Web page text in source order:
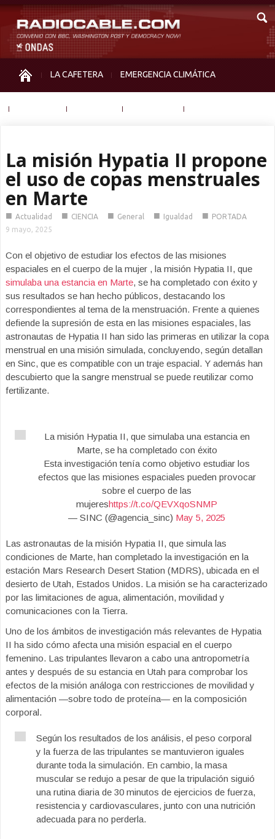
LA CAFETERA EMERGENCIA CLIMÁTICA
La misión Hypatia II propone
el uso de copas menstruales
en Marte
■ Actualidad ■ CIENCIA ■ General ■ Igualdad ■ PORTADA
9 mayo, 2025
Con el objetivo de estudiar los efectos de las misiones
espaciales en el cuerpo de la mujer , la misión Hypatia II, que
simulaba una estancia en Marte, se ha completado con éxito y
sus resultados se han hecho públicos, destacando los
correspondientes al tema de la menstruación. Frente a quienes
defiende la supresión de esta en las misiones espaciales, las
astronautas de Hypatia II han sido las primeras en utilizar la copa
menstrual en una misión simulada, concluyendo, según detallan
en Sinc, que es compatible con un traje espacial. Y además han
descubierto que la sangre menstrual se puede reutilizar como
fertilizante.
La misión Hypatia II, que simulaba una estancia en
Marte, se ha completado con éxito
Esta investigación tenía como objetivo estudiar los
efectos que las misiones espaciales pueden provocar
sobre el cuerpo de las
mujereshttps://t.co/QEVXqoSNMP
— SINC (@agencia_sinc) May 5, 2025
Las astronautas de la misión Hypatia II, que simula las
condiciones de Marte, han completado la investigación en la
estación Mars Research Desert Station (MDRS), ubicada en el
desierto de Utah, Estados Unidos. La misión se ha caracterizado
por las limitaciones de agua, alimentación, movilidad y
comunicaciones con la Tierra.
Uno de los ámbitos de investigación más relevantes de Hypatia
II ha sido cómo afecta una misión espacial en el cuerpo
femenino. Las tripulantes llevaron a cabo una antropometría
antes y después de su estancia en Utah para comprobar los
efectos de la misión análoga con restricciones de movilidad y
alimentación —sobre todo de proteína— en la composición
corporal.
Según los resultados de los análisis, el peso corporal
y la fuerza de las tripulantes se mantuvieron iguales
durante toda la simulación. En cambio, la masa
muscular se redujo a pesar de que la tripulación siguió
una rutina diaria de 30 minutos de ejercicios de fuerza,
resistencia y cardiovasculares, junto con una nutrición
adecuada para no perderla.